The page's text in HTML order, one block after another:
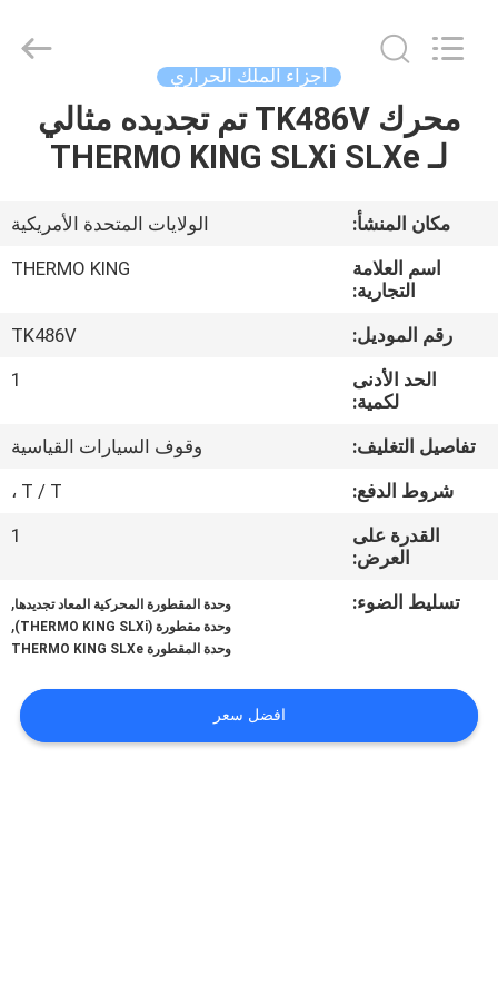
المنزل
حولنا
جولة
مراقبة
الجودة
اتصل
أخبار
INDUSTRY
أجزاء الملك الحراري
محرك TK486V تم تجديده مثالي
لـ THERMO KING SLXi SLXe
مكان المنشأ:
الولايات المتحدة الأمريكية
اسم العلامة
التجارية:
THERMO KING
رقم الموديل:
TK486V
الحد الأدنى
لكمية:
1
تفاصيل التغليف:
وقوف السيارات القياسية
شروط الدفع:
T / T ،
القدرة على
العرض:
1
تسليط الضوء: وحدة المقطورة المحركية المعاد تجديدها,
وحدة مقطورة (THERMO KING SLXi) ,
وحدة المقطورة THERMO KING SLXe
افضل سعر